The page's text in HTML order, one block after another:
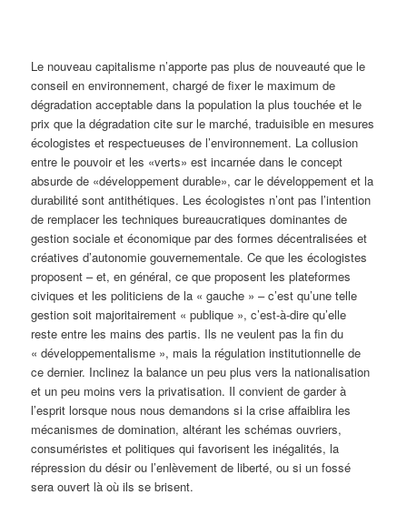
Le nouveau capitalisme n’apporte pas plus de nouveauté que le
conseil en environnement, chargé de fixer le maximum de
dégradation acceptable dans la population la plus touchée et le
prix que la dégradation cite sur le marché, traduisible en mesures
écologistes et respectueuses de l’environnement. La collusion
entre le pouvoir et les «verts» est incarnée dans le concept
absurde de «développement durable», car le développement et la
durabilité sont antithétiques. Les écologistes n’ont pas l’intention
de remplacer les techniques bureaucratiques dominantes de
gestion sociale et économique par des formes décentralisées et
créatives d’autonomie gouvernementale. Ce que les écologistes
proposent – et, en général, ce que proposent les plateformes
civiques et les politiciens de la « gauche » – c’est qu’une telle
gestion soit majoritairement « publique », c’est-à-dire qu’elle
reste entre les mains des partis. Ils ne veulent pas la fin du
« développementalisme », mais la régulation institutionnelle de
ce dernier. Inclinez la balance un peu plus vers la nationalisation
et un peu moins vers la privatisation. Il convient de garder à
l’esprit lorsque nous nous demandons si la crise affaiblira les
mécanismes de domination, altérant les schémas ouvriers,
consuméristes et politiques qui favorisent les inégalités, la
répression du désir ou l’enlèvement de liberté, ou si un fossé
sera ouvert là où ils se brisent.